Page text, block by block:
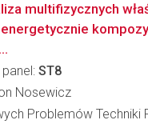
multifizycznych
panel: ST8
Nosewicz
Problemów Techniki